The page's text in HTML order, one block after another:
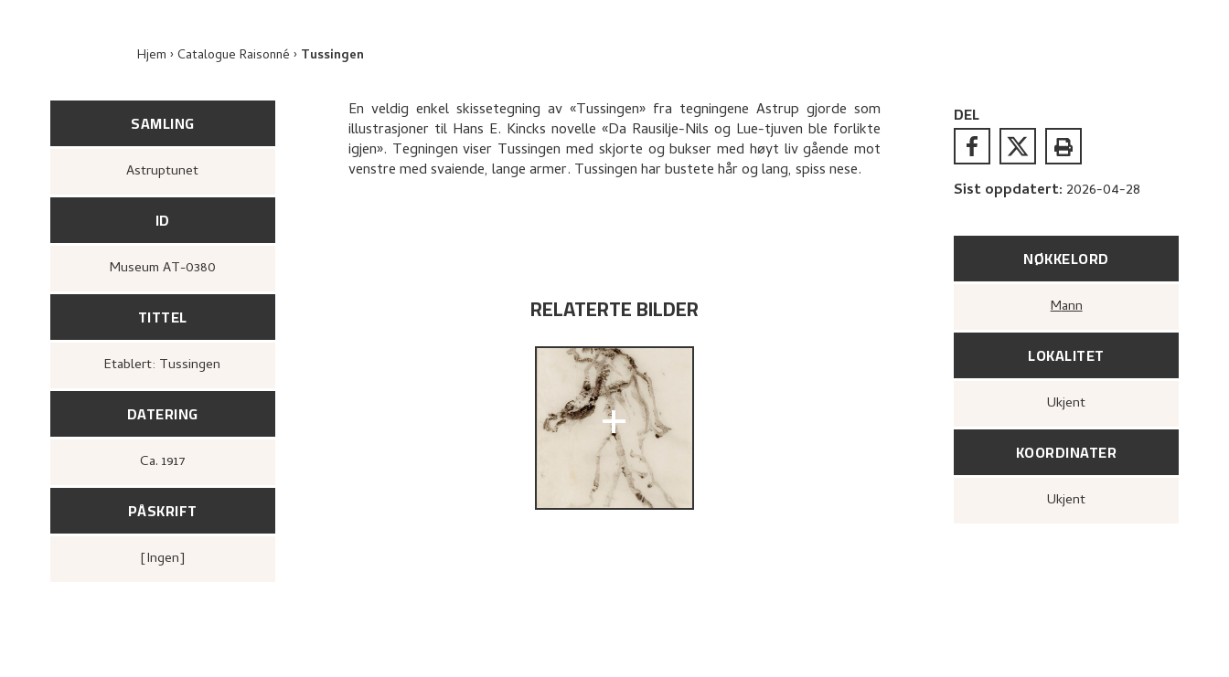
Hjem Catalogue Raisonné Tussingen
SAMLING
Astruptunet
ID
Museum AT-0380
TITTEL
Etablert: Tussingen
DATERING
Ca. 1917
PÅSKRIFT
[ingen]
En veldig enkel skissetegning av «Tussingen» fra tegningene Astrup gjorde som
illustrasjoner til Hans E. Kincks novelle «Da Rausilje-Nils og Lue-tjuven ble forlikte
igjen». Tegningen viser Tussingen med skjorte og bukser med høyt liv gående mot
venstre med svaiende, lange armer. Tussingen har bustete hår og lang, spiss nese.
RELATERTE BILDER
+
DEL
Sist oppdatert: 2026-04-28
NØKKELORD
Mann
LOKALITET
Ukjent
KOORDINATER
Ukjent